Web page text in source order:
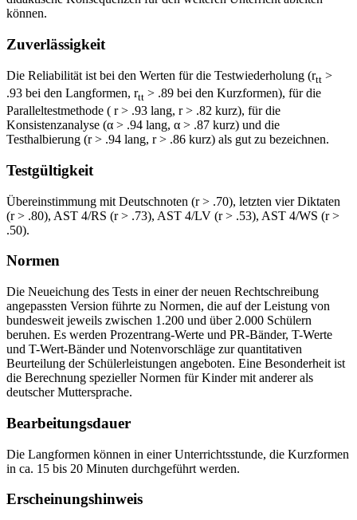
können.
Zuverlässigkeit
Die Reliabilität ist bei den Werten für die Testwiederholung (rtt >
.93 bei den Langformen, rtt > .89 bei den Kurzformen), für die
Paralleltestmethode ( r > .93 lang, r > .82 kurz), für die
Konsistenzanalyse (α > .94 lang, α > .87 kurz) und die
Testhalbierung (r > .94 lang, r > .86 kurz) als gut zu bezeichnen.
Testgültigkeit
Übereinstimmung mit Deutschnoten (r > .70), letzten vier Diktaten
(r > .80), AST 4/RS (r > .73), AST 4/LV (r > .53), AST 4/WS (r >
.50).
Normen
Die Neueichung des Tests in einer der neuen Rechtschreibung
angepassten Version führte zu Normen, die auf der Leistung von
bundesweit jeweils zwischen 1.200 und über 2.000 Schülern
beruhen. Es werden Prozentrang-Werte und PR-Bänder, T-Werte
und T-Wert-Bänder und Notenvorschläge zur quantitativen
Beurteilung der Schülerleistungen angeboten. Eine Besonderheit ist
die Berechnung spezieller Normen für Kinder mit anderer als
deutscher Muttersprache.
Bearbeitungsdauer
Die Langformen können in einer Unterrichtsstunde, die Kurzformen
in ca. 15 bis 20 Minuten durchgeführt werden.
Erscheinungshinweis